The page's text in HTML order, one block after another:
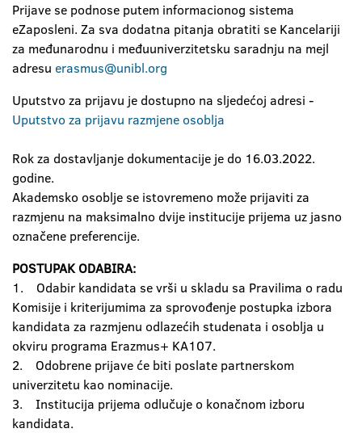
Prijave se podnose putem informacionog sistema
eZaposleni. Za sva dodatna pitanja obratiti se Kancelariji
za međunarodnu i međuuniverzitetsku saradnju na mejl
adresu erasmus@unibl.org
Uputstvo za prijavu je dostupno na sljedećoj adresi -
Uputstvo za prijavu razmjene osoblja
Rok za dostavljanje dokumentacije je do 16.03.2022.
godine.
Akademsko osoblje se istovremeno može prijaviti za
razmjenu na maksimalno dvije institucije prijema uz jasno
označene preferencije.
POSTUPAK ODABIRA:
1. Odabir kandidata se vrši u skladu sa Pravilima o radu
Komisije i kriterijumima za sprovođenje postupka izbora
kandidata za razmjenu odlazećih studenata i osoblja u
okviru programa Erazmus+ KA107.
2. Odobrene prijave će biti poslate partnerskom
univerzitetu kao nominacije.
3. Institucija prijema odlučuje o konačnom izboru
kandidata.